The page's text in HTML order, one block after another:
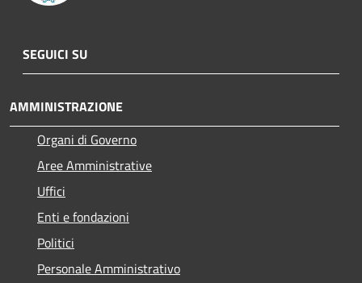
SEGUICI SU
AMMINISTRAZIONE
Organi di Governo
Aree Amministrative
Uffici
Enti e fondazioni
Politici
Personale Amministrativo